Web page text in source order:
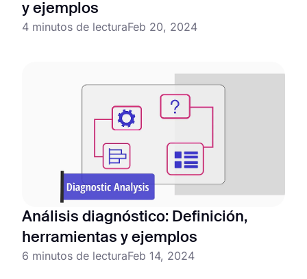
y ejemplos
4 minutos de lecturaFeb 20, 2024
Análisis diagnóstico: Definición,
herramientas y ejemplos
6 minutos de lecturaFeb 14, 2024